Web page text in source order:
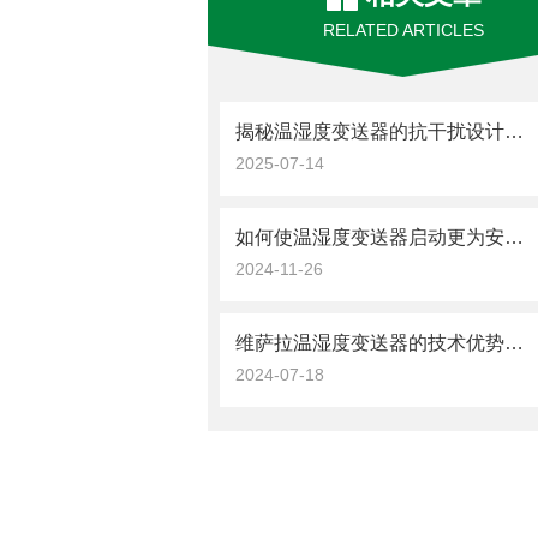
RELATED ARTICLES
揭秘温湿度变送器的抗干扰设计与信号稳定性
2025-07-14
如何使温湿度变送器启动更为安全可靠？
2024-11-26
维萨拉温湿度变送器的技术优势与特点
2024-07-18